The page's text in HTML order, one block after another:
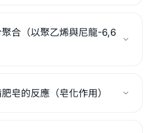
合（以聚乙烯與尼龍-6,6
皂的反應（皂化作用）